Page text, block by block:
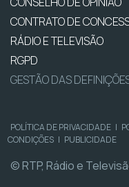
CONTRATO DE
RÁDIO E TELEVISÃO
RGPD
GESTÃO DAS
POLÍTICA DE PRIVACIDADE |
CONDIÇÕES | PUBLICIDADE
© RTP, Rádio e